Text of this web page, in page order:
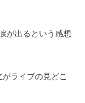
が出るという感想
ライブの見どこ